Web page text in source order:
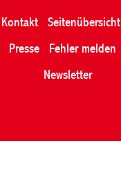
Kontakt Seitenübersicht
Presse Fehler melden
Newsletter